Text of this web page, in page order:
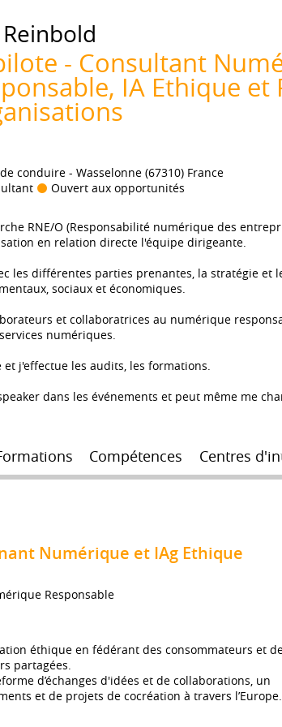
Reinbold
- Consultant
IA Ethique et
conduire Wasselonne (67310) France
Ouvert aux opportunités
RNE/O (Responsabilité numérique des
en relation directe l'équipe dirigeante.
les différentes parties prenantes, la stratégie et
sociaux et économiques.
et collaboratrices au numérique
numériques.
j'effectue les audits, les formations.
dans les événements et peut même me
Compétences Centres
Numérique et IAg Ethique
Responsable
éthique en fédérant des consommateurs et
partagées.
d’échanges d'idées et de collaborations, un
et de projets de cocréation à travers l’Europe.